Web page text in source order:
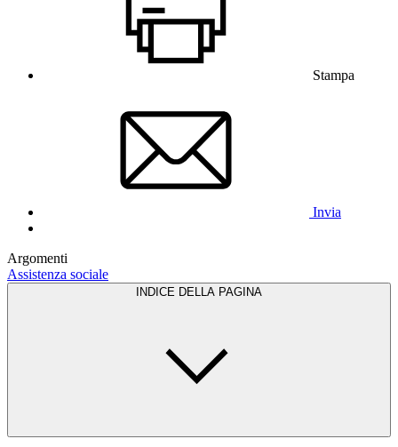
Stampa
Invia
Argomenti
Assistenza sociale
INDICE DELLA PAGINA